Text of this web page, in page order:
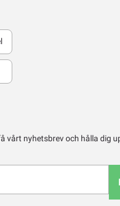
vårt nyhetsbrev och hålla dig